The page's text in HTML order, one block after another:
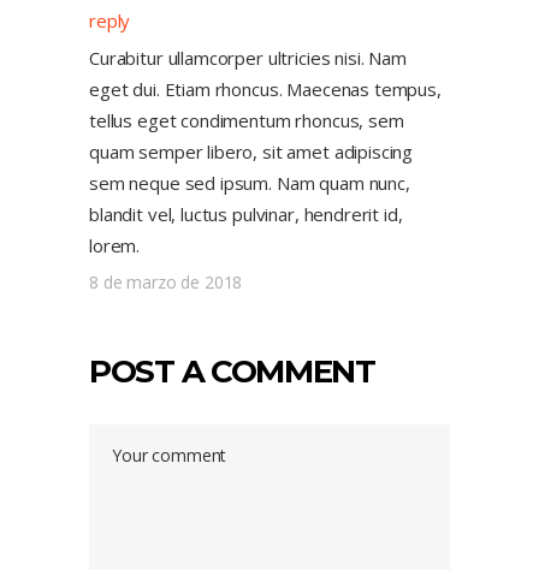
reply
Curabitur ullamcorper ultricies nisi. Nam
eget dui. Etiam rhoncus. Maecenas tempus,
tellus eget condimentum rhoncus, sem
quam semper libero, sit amet adipiscing
sem neque sed ipsum. Nam quam nunc,
blandit vel, luctus pulvinar, hendrerit id,
lorem.
8 de marzo de 2018
POST A COMMENT